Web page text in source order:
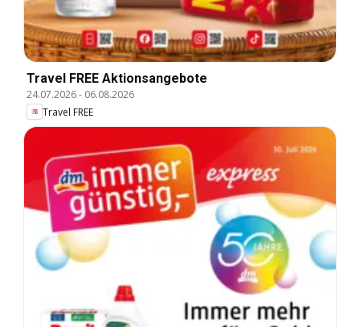
Travel FREE Aktionsangebote
24.07.2026- 06.08.2026
Travel FREE